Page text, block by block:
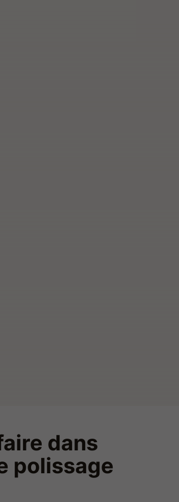
dans
polissage